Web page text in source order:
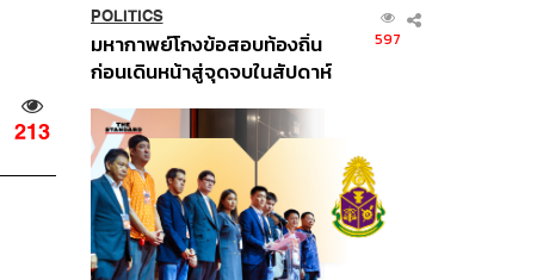
213
POLITICS
มหากาพย์โกงข้อสอบท้องถิ่น
ก่อนเดินหน้าสู่จุดจบในสัปดาห์
597